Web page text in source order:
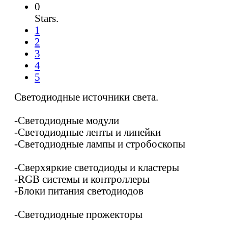
0
Stars.
1
2
3
4
5
Светодиодные источники света.
-Светодиодные модули
-Светодиодные ленты и линейки
-Светодиодные лампы и стробоскопы
-Сверхяркие светодиоды и кластеры
-RGB системы и контроллеры
-Блоки питания светодиодов
-Светодиодные прожекторы